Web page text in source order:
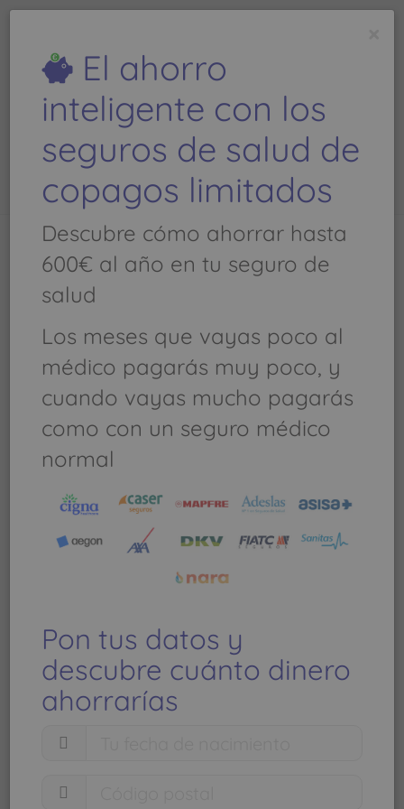
todosegurosmédicos.com
DENTALASRAMBLAS -
Teléfono: 928 480 771
Llamar al 928 480 771
ODONTOLOGIA INFANTIL
AVENIDA PINTOR FELO MONZON, 4 Ptal LOC
Bloque 2a - 35019 LAS PALMAS DE GRAN
CANARIA (PALMAS)
El ahorro
inteligente con los
seguros de salud de
copagos limitados
Descubre cómo ahorrar hasta
600€ al año en tu seguro de
salud
Los meses que vayas poco al
médico pagarás muy poco, y
cuando vayas mucho pagarás
como con un seguro médico
normal
Pon tus datos y
descubre cuánto dinero
ahorrarías